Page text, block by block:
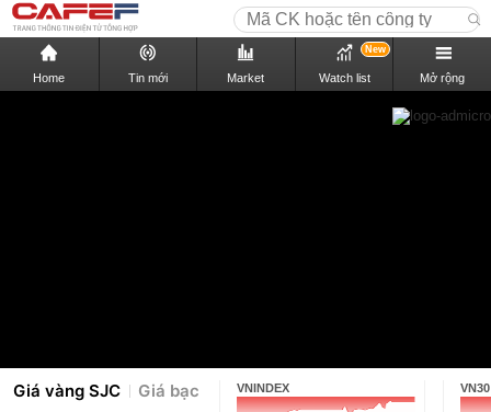
Home Tin mới Market Watch list
New
Mở rộng
Giá vàng SJC Giá bạc VNINDEX VN30